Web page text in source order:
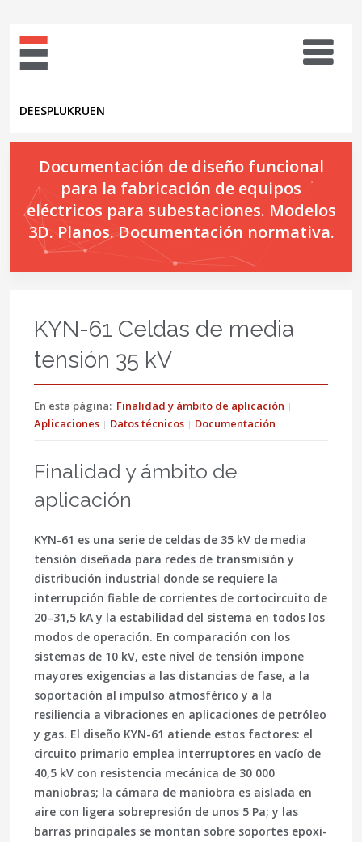
DEESPLUKRUEN
Documentación de diseño funcional
para la fabricación de equipos
eléctricos para subestaciones. Modelos
3D. Planos. Documentación normativa.
KYN-61 Celdas de media
tensión 35 kV
En esta página: Finalidad y ámbito de aplicación
Aplicaciones
Datos técnicos Documentación
Finalidad y ámbito de
aplicación
KYN-61 es una serie de celdas de 35 kV de media
tensión diseñada para redes de transmisión y
distribución industrial donde se requiere la
interrupción fiable de corrientes de cortocircuito de
20–31,5 kA y la estabilidad del sistema en todos los
modos de operación. En comparación con los
sistemas de 10 kV, este nivel de tensión impone
mayores exigencias a las distancias de fase, a la
soportación al impulso atmosférico y a la
resiliencia a vibraciones en aplicaciones de petróleo
y gas. El diseño KYN-61 atiende estos factores: el
circuito primario emplea interruptores en vacío de
40,5 kV con resistencia mecánica de 30 000
maniobras; la cámara de maniobra es aislada en
aire con ligera sobrepresión de unos 5 Pa; y las
barras principales se montan sobre soportes epoxi-